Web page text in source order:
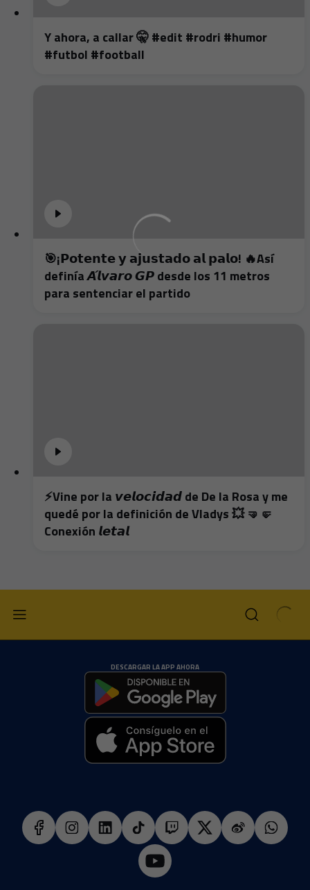
Y ahora, a callar 🤫 #edit #rodri #humor
#futbol #football
🎯¡𝗣𝗼𝘁𝗲𝗻𝘁𝗲 𝘆 𝗮𝗷𝘂𝘀𝘁𝗮𝗱𝗼 𝗮𝗹 𝗽𝗮𝗹𝗼! 🔥Así
definía 𝘼́𝙡𝙫𝙖𝙧𝙤 𝙂𝙋 desde los 11 metros
para sentenciar el partido
⚡️Vine por la 𝙫𝙚𝙡𝙤𝙘𝙞𝙙𝙖𝙙 de De la Rosa y me
quedé por la definición de Vladys 💥 🤜🤛
Conexión 𝙡𝙚𝙩𝙖𝙡
DESCARGAR LA APP AHORA